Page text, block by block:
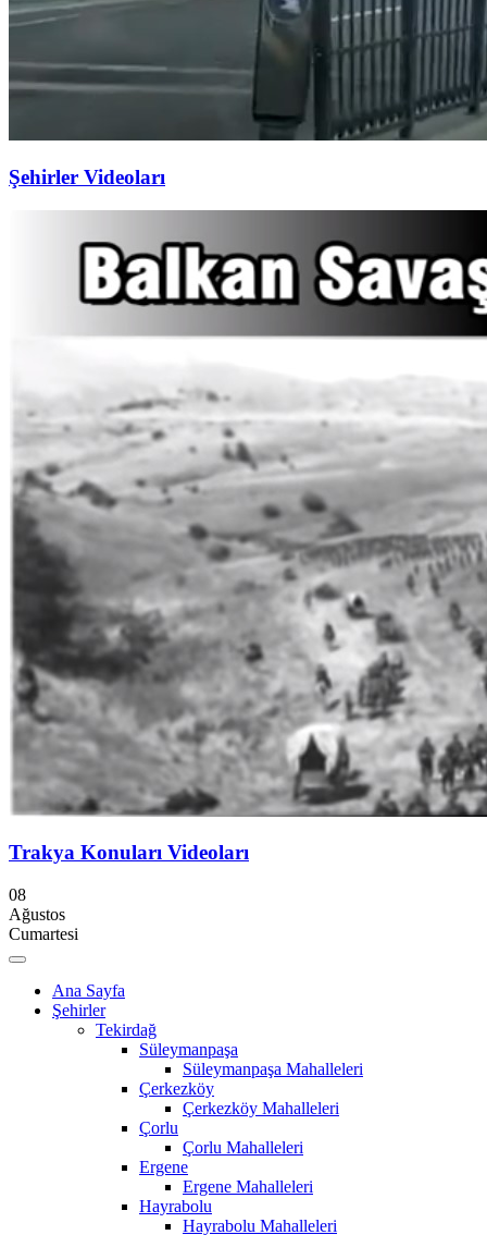
Şehirler Videoları
Trakya Konuları Videoları
08
Ağustos
Cumartesi
Ana Sayfa
Şehirler
Tekirdağ
Süleymanpaşa
Süleymanpaşa Mahalleleri
Çerkezköy
Çerkezköy Mahalleleri
Çorlu
Çorlu Mahalleleri
Ergene
Ergene Mahalleleri
Hayrabolu
Hayrabolu Mahalleleri